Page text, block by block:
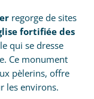
regorge de sites
fortifiée des
qui se dresse
Ce monument
pèlerins, offre
les environs.